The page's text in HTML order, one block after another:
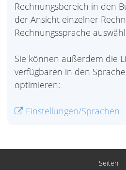
Rechnungsbereich in den
der Ansicht einzelner
Rechnungssprache
Sie können außerdem die
verfügbaren in den
optimieren:
Einstellungen/Sprachen
Seiten